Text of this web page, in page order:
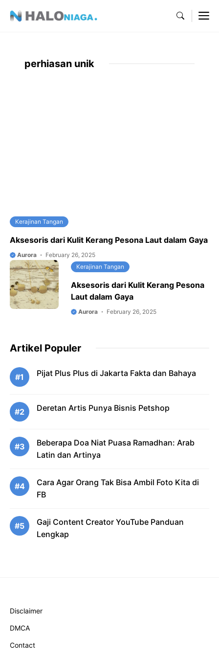
perhiasan unik
Kerajinan Tangan
Aksesoris dari Kulit Kerang Pesona Laut dalam Gaya
Aurora
February 26, 2025
Kerajinan Tangan
Aksesoris dari Kulit Kerang Pesona
Laut dalam Gaya
Aurora February 26, 2025
Artikel Populer
#1 Pijat Plus Plus di Jakarta Fakta dan Bahaya
#2 Deretan Artis Punya Bisnis Petshop
#3
Beberapa Doa Niat Puasa Ramadhan: Arab
Latin dan Artinya
#4
Cara Agar Orang Tak Bisa Ambil Foto Kita di
FB
#5
Gaji Content Creator YouTube Panduan
Lengkap
Disclaimer
DMCA
Contact